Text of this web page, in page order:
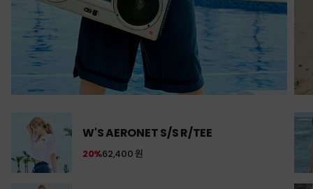
W'S AERONET S/S R/TEE
62,400 원
20%